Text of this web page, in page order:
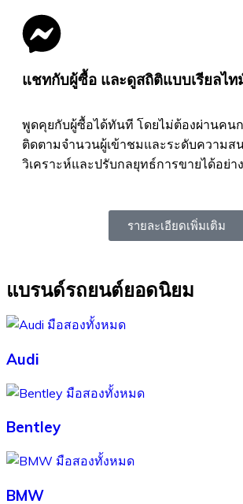
แชทกับผู้ซื้อ และดูสถิติแบบเรียลไท
พูดคุยกับผู้ซื้อได้ทันที โดยไม่ต้องผ่านคน
ติดตามจำนวนผู้เข้าชมและระดับความส
วิเคราะห์และปรับกลยุทธ์การขายได้อย่
รายละเอียดเพิ่มเติม
แบรนด์รถยนต์ยอดนิยม
Audi
Bentley
BMW